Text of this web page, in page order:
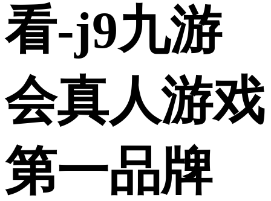
看-j9九游
会真人游戏
第一品牌